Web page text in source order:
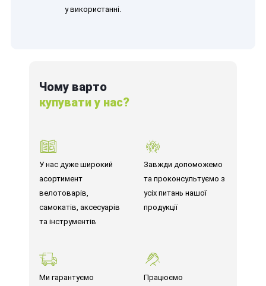
у використанні.
Чому варто
купувати у нас?
У нас дуже широкий
асортимент
велотоварів,
самокатів, аксесуарів
та інструментів
Завжди допоможемо
та проконсультуємо з
усіх питань нашої
продукції
Ми гарантуємо
Працюємо